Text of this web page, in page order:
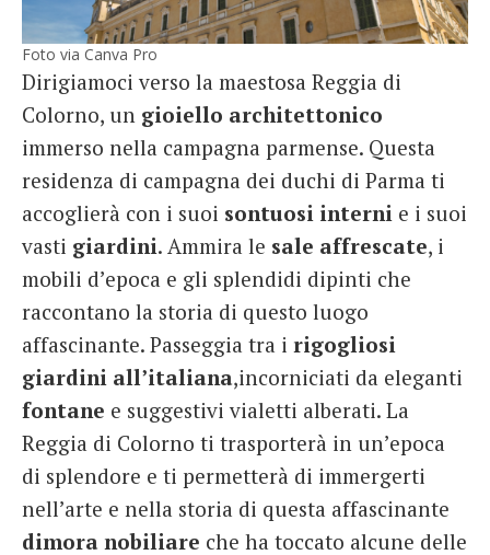
Foto via Canva Pro
Dirigiamoci verso la maestosa Reggia di
Colorno, un gioiello architettonico
immerso nella campagna parmense. Questa
residenza di campagna dei duchi di Parma ti
accoglierà con i suoi sontuosi interni e i suoi
vasti giardini. Ammira le sale affrescate, i
mobili d’epoca e gli splendidi dipinti che
raccontano la storia di questo luogo
affascinante. Passeggia tra i rigogliosi
giardini all’italiana,incorniciati da eleganti
fontane e suggestivi vialetti alberati. La
Reggia di Colorno ti trasporterà in un’epoca
di splendore e ti permetterà di immergerti
nell’arte e nella storia di questa affascinante
dimora nobiliare che ha toccato alcune delle